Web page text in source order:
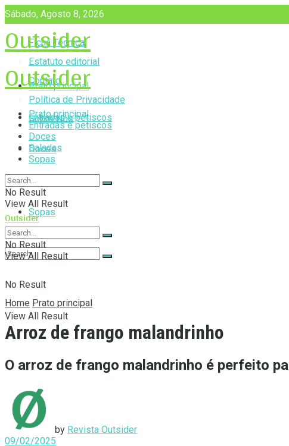
Sábado, Agosto 8, 2026
Ficha Técnica
Estatuto editorial
Contato
Política de Privacidade
Sobre Nós
Outsider
Prato principal
Entradas e petiscos
Doces
Saladas
Sopas
No Result
View All Result
Outsider
Prato principal
Entradas e petiscos
Doces
Saladas
Sopas
No Result
View All Result
Outsider
No Result
View All Result
Home Prato principal
Arroz de frango malandrinho
O arroz de frango malandrinho é perfeito
by Revista Outsider
09/02/2025